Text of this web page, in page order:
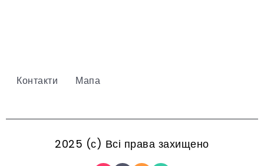
Контакти Мапа
2025 (с) Всі права захищено